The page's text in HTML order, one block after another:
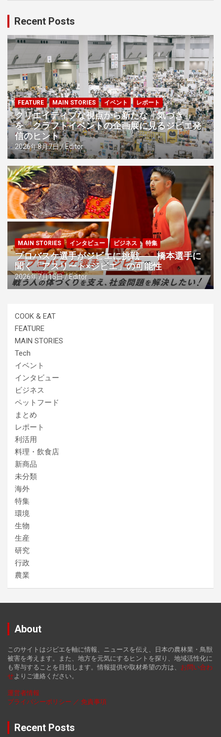
ー
シ
ョ
ン
Recent Posts
FEATURE MAIN STORIES イベント レポート
クリエイティブな視点から新たな「気づき」
を クラフトイベントの企画展に見るジビエ発
信のヒント
2026年8月7日 Editor
MAIN STORIES インタビュー ビジネス 特集
プロバスケ選手がジビエに挑戦――橋本選手に
聞く「アスリート×ジビエ」の可能性
2026年7月15日 Editor
COOK & EAT
FEATURE
MAIN STORIES
Tech
イベント
インタビュー
ビジネス
ペットフード
まとめ
レポート
利活用
料理・飲食店
新商品
未分類
海外
特集
環境
生物
生産
研究
行政
農業
About
このサイトはジビエを軸に情報、ニュースを伝え、日本の農林業・鳥獣
被害を考えます。また、地方を元気にするヒントを探り、地域活性化に
も寄与することを目指します。情報提供や取材希望の方は、 お問い合わ
せよりご連絡ください。
運営者情報
プライバシーポリシー ／ 免責事項
Recent Posts